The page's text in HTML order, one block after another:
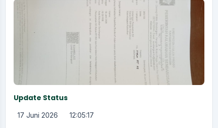
Update Status
17 Juni 2026 12:05:17